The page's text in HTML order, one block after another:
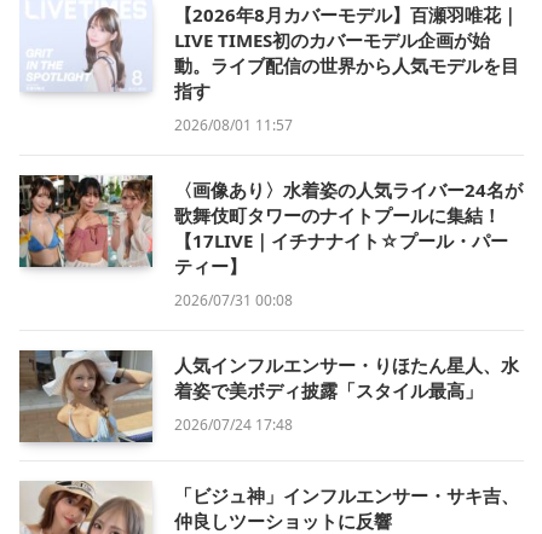
【2026年8月カバーモデル】百瀬羽唯花｜
LIVE TIMES初のカバーモデル企画が始
動。ライブ配信の世界から人気モデルを目
指す
2026/08/01 11:57
〈画像あり〉水着姿の人気ライバー24名が
歌舞伎町タワーのナイトプールに集結！
【17LIVE｜イチナナイト☆プール・パー
ティー】
2026/07/31 00:08
人気インフルエンサー・りほたん星人、水
着姿で美ボディ披露「スタイル最高」
2026/07/24 17:48
「ビジュ神」インフルエンサー・サキ吉、
仲良しツーショットに反響